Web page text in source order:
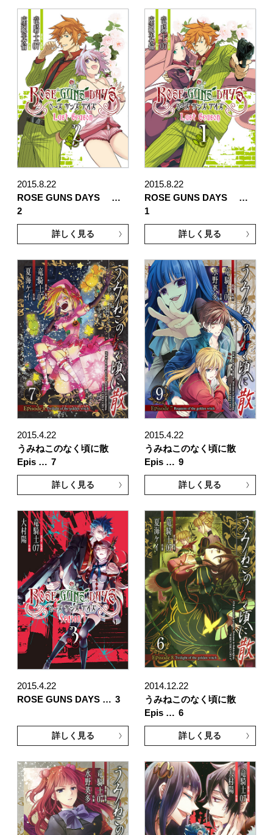
2015.8.22
ROSE GUNS DAYS …
2
詳しく見る
2015.8.22
ROSE GUNS DAYS …
1
詳しく見る
2015.4.22
うみねこのなく頃に散
Epis … 7
詳しく見る
2015.4.22
うみねこのなく頃に散
Epis … 9
詳しく見る
2015.4.22
ROSE GUNS DAYS … 3
詳しく見る
2014.12.22
うみねこのなく頃に散
Epis … 6
詳しく見る